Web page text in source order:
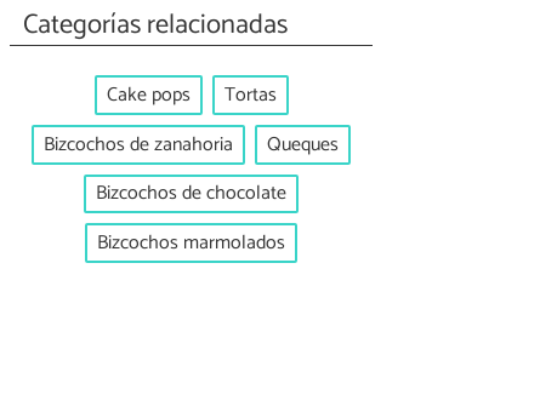
Categorías relacionadas
Cake pops
Tortas
Bizcochos de zanahoria
Queques
Bizcochos de chocolate
Bizcochos marmolados